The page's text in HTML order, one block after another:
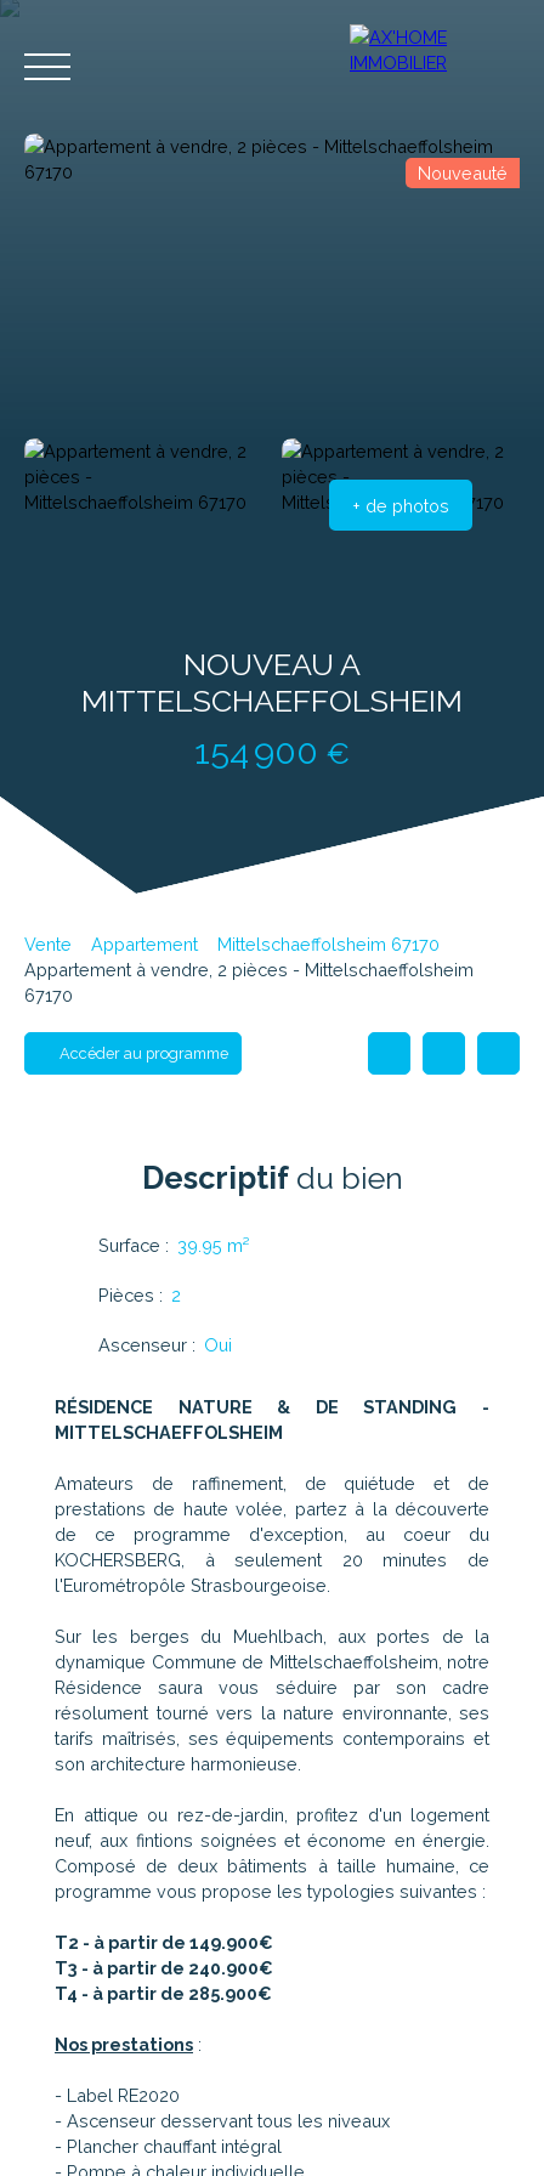
Nouveauté
+ de photos
NOUVEAU A
MITTELSCHAEFFOLSHEIM
154 900 €
Vente Appartement
Mittelschaeffolsheim 67170
Appartement à vendre, 2 pièces - Mittelschaeffolsheim
67170
Accéder au programme
Descriptifdu bien
Surface : 39.95 m²
Pièces : 2
Ascenseur : Oui
RÉSIDENCE NATURE & DE STANDING -
MITTELSCHAEFFOLSHEIM
Amateurs de raffinement, de quiétude et de
prestations de haute volée, partez à la découverte
de ce programme d'exception, au coeur du
KOCHERSBERG, à seulement 20 minutes de
l'Eurométropôle Strasbourgeoise.
Sur les berges du Muehlbach, aux portes de la
dynamique Commune de Mittelschaeffolsheim, notre
Résidence saura vous séduire par son cadre
résolument tourné vers la nature environnante, ses
tarifs maîtrisés, ses équipements contemporains et
son architecture harmonieuse.
En attique ou rez-de-jardin, profitez d'un logement
neuf, aux fintions soignées et économe en énergie.
Composé de deux bâtiments à taille humaine, ce
programme vous propose les typologies suivantes :
T2 - à partir de 149.900€
T3 - à partir de 240.900€
T4 - à partir de 285.900€
Nos prestations :
- Label RE2020
- Ascenseur desservant tous les niveaux
- Plancher chauffant intégral